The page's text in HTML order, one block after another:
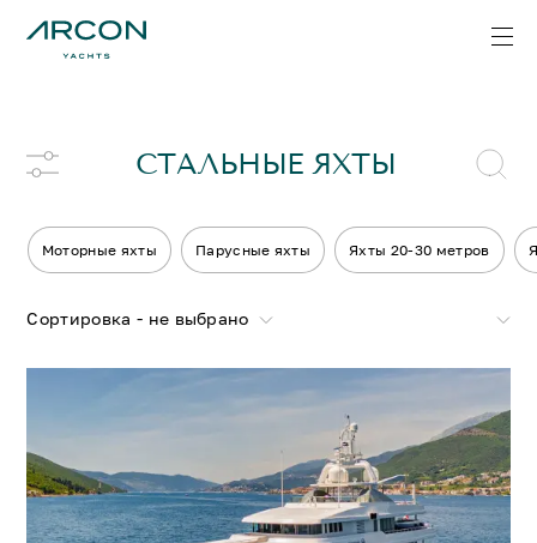
СТАЛЬНЫЕ ЯХТЫ
Моторные яхты Парусные яхты Яхты 20-30 метров
Сортировка - не выбрано